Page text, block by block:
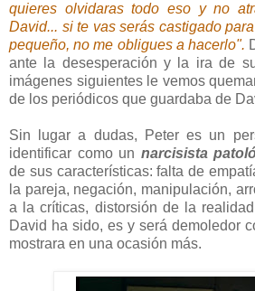
quieres olvidaras todo eso y no
David... si te vas serás castigado
pequeño, no me obligues a hacerlo".
ante la desesperación y la ira de
imágenes siguientes le vemos
de los periódicos que guardaba de
Sin lugar a dudas, Peter es un
identificar como un narcisista
de sus características: falta de
la pareja, negación, manipulación,
a la críticas, distorsión de la
David ha sido, es y será demoledor
mostrara en una ocasión más.